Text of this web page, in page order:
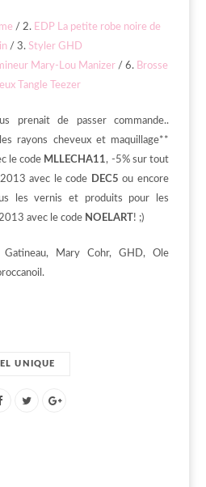
/ 2. EDP La petite robe noire de
/ 3. Styler GHD
Mary-Lou Manizer/ 6. Brosse
Tangle Teezer
prenait de passer commande..
rayons cheveux et maquillage**
le code MLLECHA11, -5% sur tout
avec le code DEC5 ou encore
les vernis et produits pour les
avec le code NOELART ! ;)
Mary Cohr, GHD, Ole
UNIQUE